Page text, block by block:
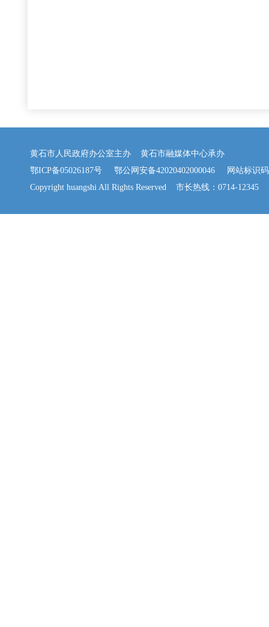
黄石市人民政府办公室主办 黄石市融媒体中心承办
鄂ICP备05026187号
鄂公网安备42020402000046 网站标识码
Copyright huangshi All Rights Reserved 市长热线：0714-12345